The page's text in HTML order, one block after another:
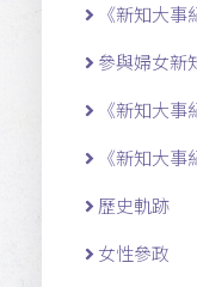
《新知大事
參與婦女新
《新知大
《新知大
歷史軌跡
女性參政